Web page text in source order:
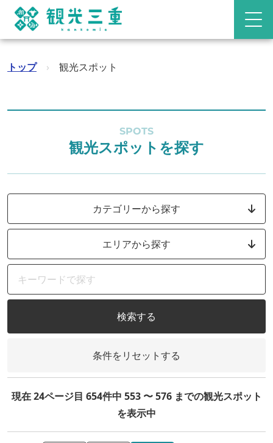
トップ › 観光スポット
SPOTS
観光スポットを探す
カテゴリーから探す
エリアから探す
検索する
条件をリセットする
現在 24ページ目 654件中 553 〜 576 までの観光スポット
を表示中